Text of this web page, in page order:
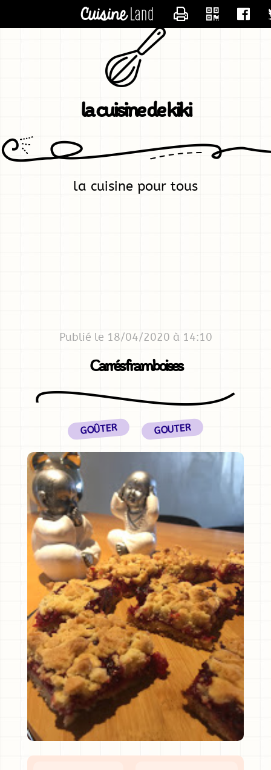
la cuisine de kiki
la cuisine pour tous
Publié le 18/04/2020 à 14:10
Carrés framboises
GOÛTER GOUTER
CONTACTER